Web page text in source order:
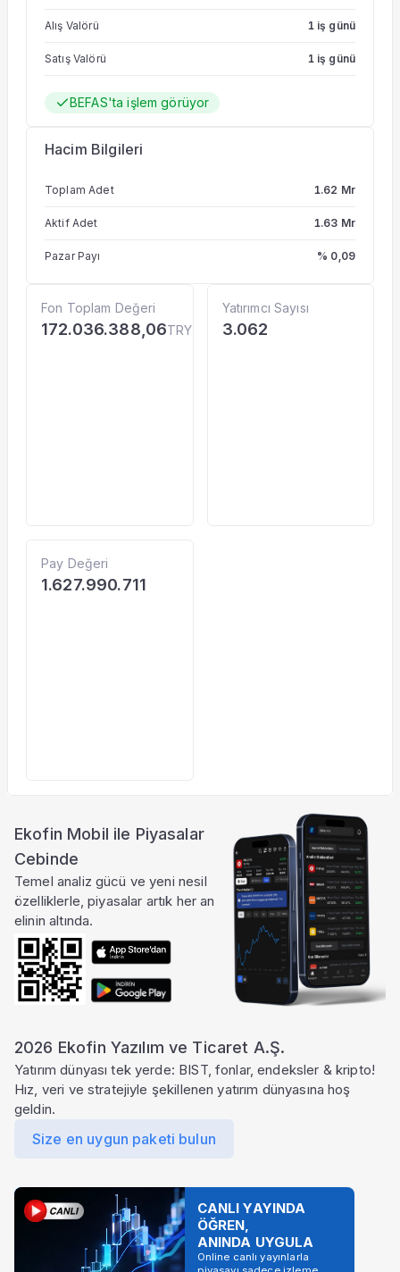
Alış Valörü 1 iş günü
Satış Valörü 1 iş günü
BEFAS'ta işlem görüyor
Hacim Bilgileri
Toplam Adet 1.62 Mr
Aktif Adet 1.63 Mr
Pazar Payı % 0,09
Fon Toplam Değeri
172.036.388,06TRY
Yatırımcı Sayısı
3.062
Pay Değeri
1.627.990.711
Ekofin Mobil ile Piyasalar
Cebinde
Temel analiz gücü ve yeni nesil
özelliklerle, piyasalar artık her an
elinin altında.
2026 Ekofin Yazılım ve Ticaret A.Ş.
Yatırım dünyası tek yerde: BIST, fonlar, endeksler & kripto!
Hız, veri ve stratejiyle şekillenen yatırım dünyasına hoş
geldin.
Size en uygun paketi bulun
CANLI YAYINDA
ÖĞREN,
ANINDA UYGULA
Online canlı yayınlarla